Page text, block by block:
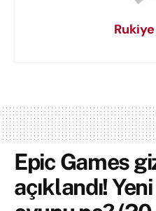
Epic Games
açıklandı!